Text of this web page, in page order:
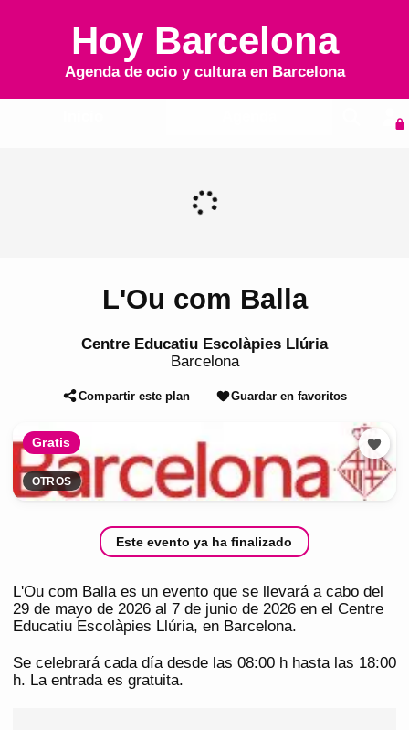
Hoy Barcelona
Agenda de ocio y cultura en Barcelona
L'Ou com Balla
Centre Educatiu Escolàpies Llúria
Barcelona
Compartir este plan Guardar en favoritos
Gratis
OTROS
Este evento ya ha finalizado
L'Ou com Balla es un evento que se llevará a cabo del
29 de mayo de 2026 al 7 de junio de 2026 en el Centre
Educatiu Escolàpies Llúria, en Barcelona.
Se celebrará cada día desde las 08:00 h hasta las 18:00
h. La entrada es gratuita.